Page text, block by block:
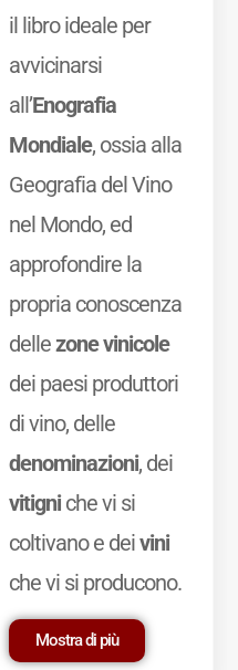
il libro ideale per
avvicinarsi
all’Enografia
Mondiale, ossia alla
Geografia del Vino
nel Mondo, ed
approfondire la
propria conoscenza
dellezone vinicole
dei paesi produttori
di vino, delle
denominazioni, dei
vitigniche vi si
coltivano e deivini
che vi si producono.
Mostra di più